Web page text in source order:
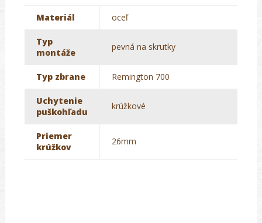
Materiál oceľ
Typ
montáže
pevná na skrutky
Typ zbrane Remington 700
Uchytenie
puškohľadu
krúžkové
Priemer
krúžkov
26mm